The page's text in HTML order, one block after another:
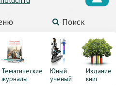
Поиск
Тематические
журналы
Юный
ученый
Издание
книг